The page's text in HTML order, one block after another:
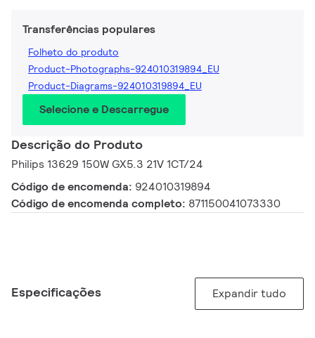
Transferências populares
Folheto do produto
Product-Photographs-924010319894_EU
Product-Diagrams-924010319894_EU
Selecione e Descarregue
Descrição do Produto
Philips 13629 150W GX5.3 21V 1CT/24
Código de encomenda: 924010319894
Código de encomenda completo: 871150041073330
Especificações Expandir tudo